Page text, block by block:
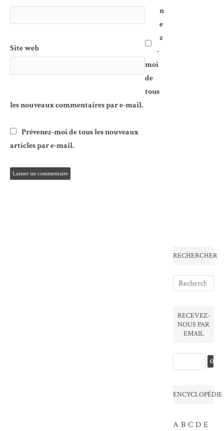
Site web
n
e
z
-
moi
de
tous
les nouveaux commentaires par e-mail.
Prévenez-moi de tous les nouveaux
articles par e-mail.
RECHERCHER
RECEVEZ-
NOUS PAR
EMAIL
ENCYCLOPÉDIE
A B C D E